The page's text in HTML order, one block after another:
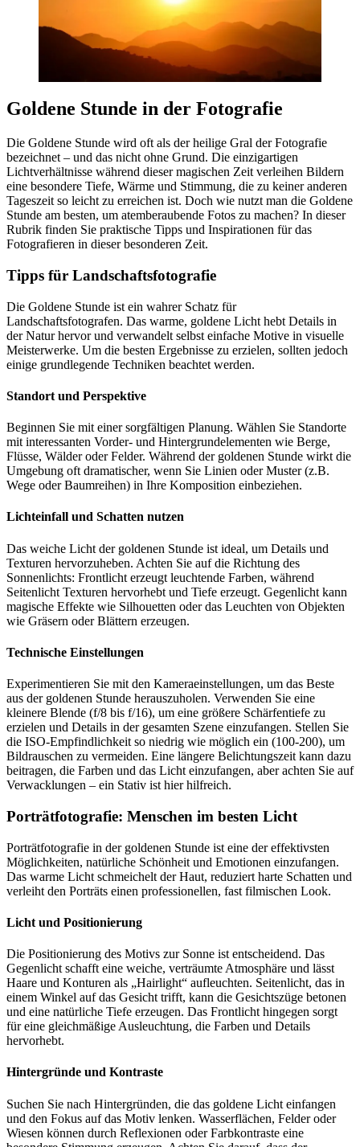
Goldene Stunde in der Fotografie
Die Goldene Stunde wird oft als der heilige Gral der Fotografie
bezeichnet – und das nicht ohne Grund. Die einzigartigen
Lichtverhältnisse während dieser magischen Zeit verleihen Bildern
eine besondere Tiefe, Wärme und Stimmung, die zu keiner anderen
Tageszeit so leicht zu erreichen ist. Doch wie nutzt man die Goldene
Stunde am besten, um atemberaubende Fotos zu machen? In dieser
Rubrik finden Sie praktische Tipps und Inspirationen für das
Fotografieren in dieser besonderen Zeit.
Tipps für Landschaftsfotografie
Die Goldene Stunde ist ein wahrer Schatz für
Landschaftsfotografen. Das warme, goldene Licht hebt Details in
der Natur hervor und verwandelt selbst einfache Motive in visuelle
Meisterwerke. Um die besten Ergebnisse zu erzielen, sollten jedoch
einige grundlegende Techniken beachtet werden.
Standort und Perspektive
Beginnen Sie mit einer sorgfältigen Planung. Wählen Sie Standorte
mit interessanten Vorder- und Hintergrundelementen wie Berge,
Flüsse, Wälder oder Felder. Während der goldenen Stunde wirkt die
Umgebung oft dramatischer, wenn Sie Linien oder Muster (z.B.
Wege oder Baumreihen) in Ihre Komposition einbeziehen.
Lichteinfall und Schatten nutzen
Das weiche Licht der goldenen Stunde ist ideal, um Details und
Texturen hervorzuheben. Achten Sie auf die Richtung des
Sonnenlichts: Frontlicht erzeugt leuchtende Farben, während
Seitenlicht Texturen hervorhebt und Tiefe erzeugt. Gegenlicht kann
magische Effekte wie Silhouetten oder das Leuchten von Objekten
wie Gräsern oder Blättern erzeugen.
Technische Einstellungen
Experimentieren Sie mit den Kameraeinstellungen, um das Beste
aus der goldenen Stunde herauszuholen. Verwenden Sie eine
kleinere Blende (f/8 bis f/16), um eine größere Schärfentiefe zu
erzielen und Details in der gesamten Szene einzufangen. Stellen Sie
die ISO-Empfindlichkeit so niedrig wie möglich ein (100-200), um
Bildrauschen zu vermeiden. Eine längere Belichtungszeit kann dazu
beitragen, die Farben und das Licht einzufangen, aber achten Sie auf
Verwacklungen – ein Stativ ist hier hilfreich.
Porträtfotografie: Menschen im besten Licht
Porträtfotografie in der goldenen Stunde ist eine der effektivsten
Möglichkeiten, natürliche Schönheit und Emotionen einzufangen.
Das warme Licht schmeichelt der Haut, reduziert harte Schatten und
verleiht den Porträts einen professionellen, fast filmischen Look.
Licht und Positionierung
Die Positionierung des Motivs zur Sonne ist entscheidend. Das
Gegenlicht schafft eine weiche, verträumte Atmosphäre und lässt
Haare und Konturen als „Hairlight“ aufleuchten. Seitenlicht, das in
einem Winkel auf das Gesicht trifft, kann die Gesichtszüge betonen
und eine natürliche Tiefe erzeugen. Das Frontlicht hingegen sorgt
für eine gleichmäßige Ausleuchtung, die Farben und Details
hervorhebt.
Hintergründe und Kontraste
Suchen Sie nach Hintergründen, die das goldene Licht einfangen
und den Fokus auf das Motiv lenken. Wasserflächen, Felder oder
Wiesen können durch Reflexionen oder Farbkontraste eine